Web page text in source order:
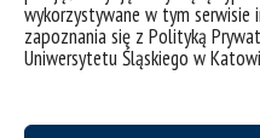
wykorzystywane w tym serwisie
zapoznania się z Polityką
Uniwersytetu Śląskiego w
doręczeń elektronicznych
(moderator: dr hab.